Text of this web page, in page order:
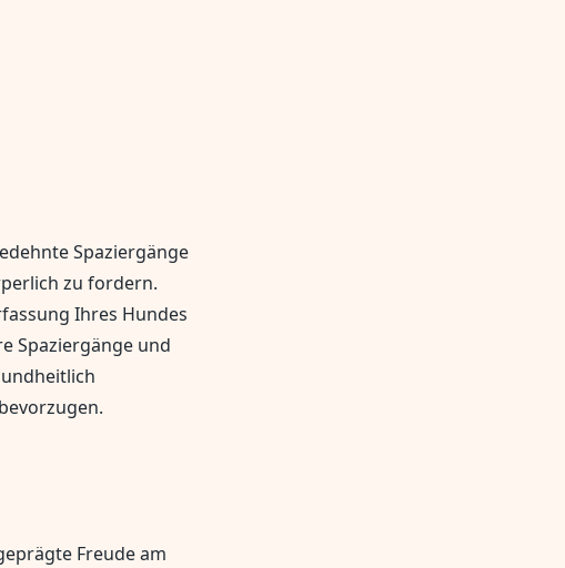
Spaziergänge
zu fordern.
Ihres Hundes
Spaziergänge und
Freude am